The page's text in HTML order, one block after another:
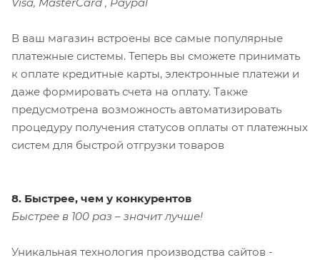
Visa, MasterCard , Paypal
В ваш магазин встроены все самые популярные
платежные системы. Теперь вы сможете принимать
к оплате кредитные карты, электронные платежи и
даже формировать счета на оплату. Также
предусмотрена возможность автоматизировать
процедуру получения статусов оплаты от платежных
систем для быстрой отгрузки товаров
8. Быстрее, чем у конкурентов
Быстрее в 100 раз – значит лучше!
Уникальная технология производства сайтов -